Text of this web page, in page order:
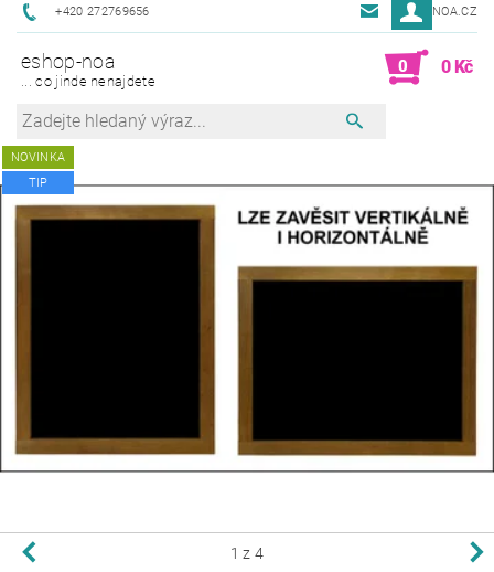
+420 272769656 NOA@NOA.CZ
eshop-noa
... co jinde nenajdete
0 0 Kč
NOVINKA
TIP
1 z 4